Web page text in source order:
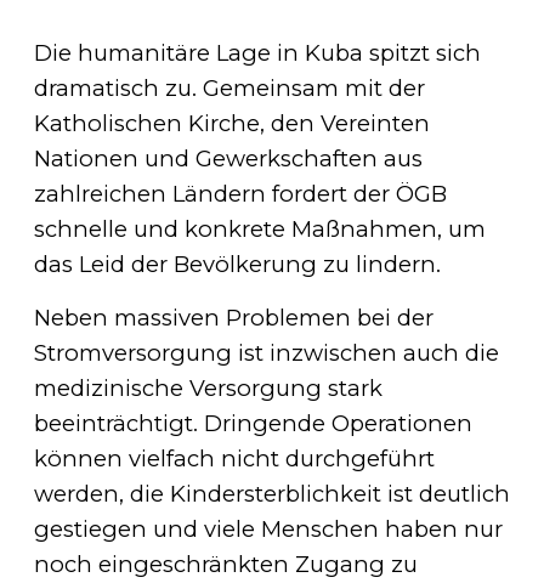
Die humanitäre Lage in Kuba spitzt sich
dramatisch zu. Gemeinsam mit der
Katholischen Kirche, den Vereinten
Nationen und Gewerkschaften aus
zahlreichen Ländern fordert der ÖGB
schnelle und konkrete Maßnahmen, um
das Leid der Bevölkerung zu lindern.
Neben massiven Problemen bei der
Stromversorgung ist inzwischen auch die
medizinische Versorgung stark
beeinträchtigt. Dringende Operationen
können vielfach nicht durchgeführt
werden, die Kindersterblichkeit ist deutlich
gestiegen und viele Menschen haben nur
noch eingeschränkten Zugang zu